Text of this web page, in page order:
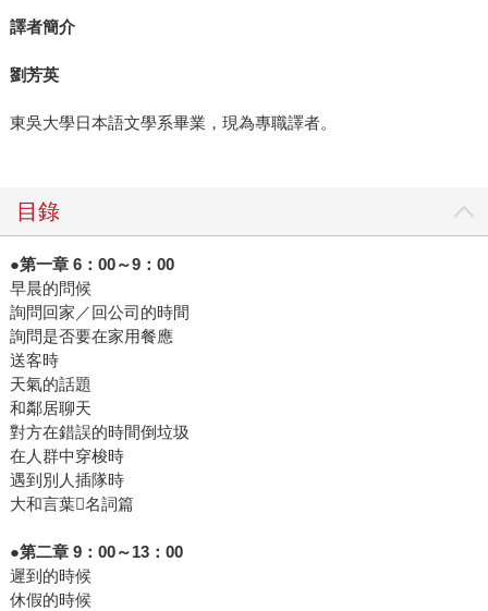
譯者簡介
劉芳英
東吳大學日本語文學系畢業，現為專職譯者。
目錄
●第一章 6：00～9：00
早晨的問候
詢問回家／回公司的時間
詢問是否要在家用餐應
送客時
天氣的話題
和鄰居聊天
對方在錯誤的時間倒垃圾
在人群中穿梭時
遇到別人插隊時
大和言葉名詞篇
●第二章 9：00～13：00
遲到的時候
休假的時候